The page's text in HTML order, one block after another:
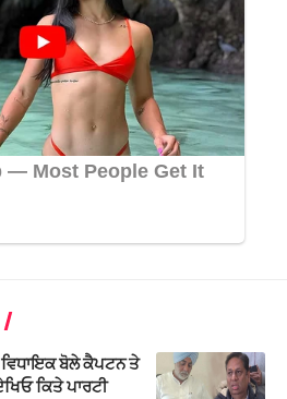
ਬੋਲੇ ਕੈਪਟਨ ਤੇ
ਕਿਤੇ ਪਾਰਟੀ